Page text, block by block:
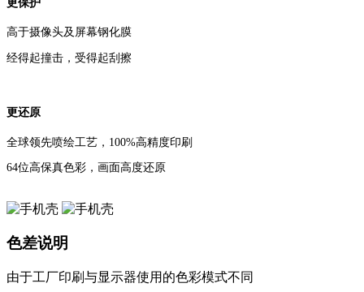
色差说明
由于工厂印刷与显示器使用的色彩模式不同